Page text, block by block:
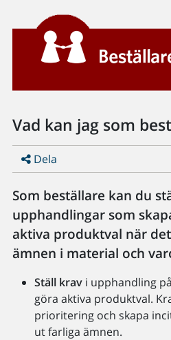
Vad kan jag som
Dela
Som beställare kan du
upphandlingar som
aktiva produktval när
ämnen i material och
Ställ krav i upphandling
göra aktiva produktval.
prioritering och skapa
ut farliga ämnen.